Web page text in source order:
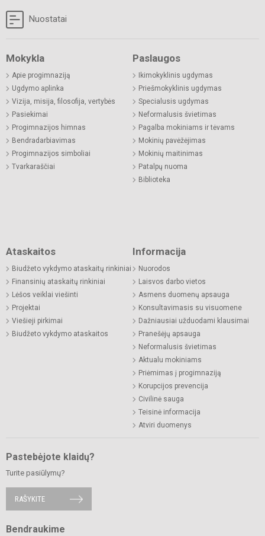
Nuostatai
Mokykla
Apie progimnaziją
Ugdymo aplinka
Vizija, misija, filosofija, vertybės
Pasiekimai
Progimnazijos himnas
Bendradarbiavimas
Progimnazijos simboliai
Tvarkaraščiai
Paslaugos
Ikimokyklinis ugdymas
Priešmokyklinis ugdymas
Specialusis ugdymas
Neformalusis švietimas
Pagalba mokiniams ir tėvams
Mokinių pavėžėjimas
Mokinių maitinimas
Patalpų nuoma
Biblioteka
Ataskaitos
Biudžeto vykdymo ataskaitų rinkiniai
Finansinių ataskaitų rinkiniai
Lėšos veiklai viešinti
Projektai
Viešieji pirkimai
Biudžeto vykdymo ataskaitos
Informacija
Nuorodos
Laisvos darbo vietos
Asmens duomenų apsauga
Konsultavimasis su visuomene
Dažniausiai užduodami klausimai
Pranešėjų apsauga
Neformalusis švietimas
Aktualu mokiniams
Priėmimas į progimnaziją
Korupcijos prevencija
Civilinė sauga
Teisinė informacija
Atviri duomenys
Pastebėjote klaidų?
Turite pasiūlymų?
RAŠYKITE
Bendraukime